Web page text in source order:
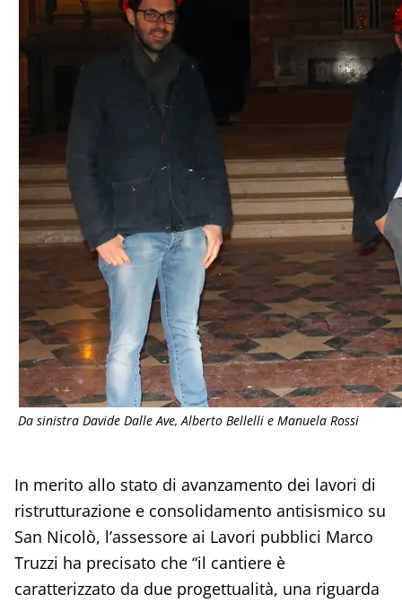
Da sinistra Davide Dalle Ave, Alberto Bellelli e Manuela Rossi
In merito allo stato di avanzamento dei lavori di
ristrutturazione e consolidamento antisismico su
San Nicolò, l’assessore ai Lavori pubblici Marco
Truzzi ha precisato che “il cantiere è
caratterizzato da due progettualità, una riguarda